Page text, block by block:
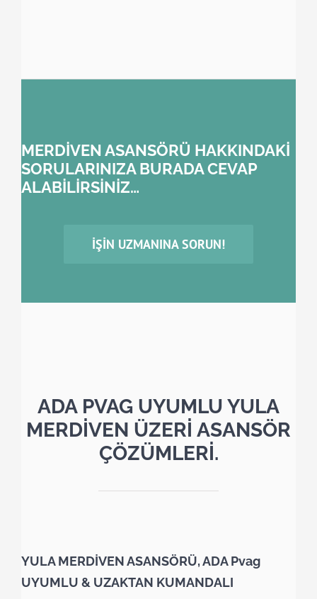
MERDİVEN ASANSÖRÜ HAKKINDAKİ
SORULARINIZA BURADA CEVAP
ALABİLİRSİNİZ…
İŞIN UZMANINA SORUN!
ADA PVAG UYUMLU YULA
MERDİVEN ÜZERİ ASANSÖR
ÇÖZÜMLERİ.
YULA MERDİVEN ASANSÖRÜ, ADA Pvag
UYUMLU & UZAKTAN KUMANDALI